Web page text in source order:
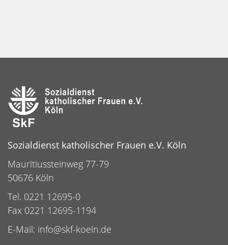
Sozialdienst katholischer Frauen e.V. Köln
Mauritiussteinweg 77-79
50676 Köln
Tel. 0221 12695-0
Fax 0221 12695-1194
E-Mail: info@skf-koeln.de